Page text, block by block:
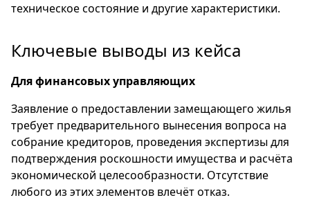
техническое состояние и другие характеристики.
Ключевые выводы из кейса
Для финансовых управляющих
Заявление о предоставлении замещающего жилья
требует предварительного вынесения вопроса на
собрание кредиторов, проведения экспертизы для
подтверждения роскошности имущества и расчёта
экономической целесообразности. Отсутствие
любого из этих элементов влечёт отказ.